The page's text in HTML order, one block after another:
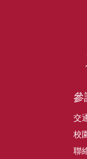
參
交
校
聯